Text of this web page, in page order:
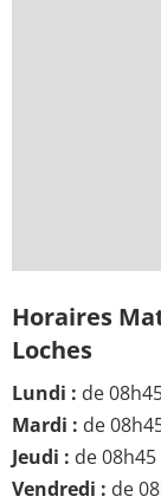
Horaires
Loches
Lundi : de
Mardi : de
Jeudi : de
Vendredi : de